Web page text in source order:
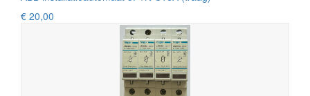
€ 20,00